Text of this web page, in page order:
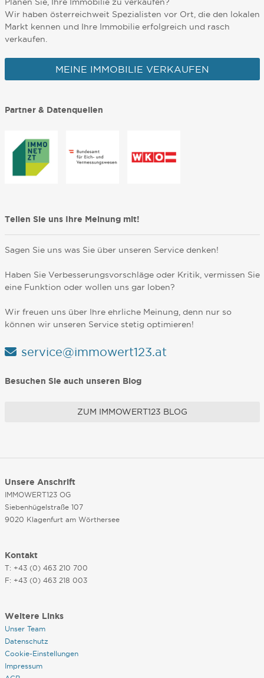
Wir haben österreichweit Spezialisten vor Ort, die den lokalen
Markt kennen und Ihre Immobilie erfolgreich und rasch
verkaufen.
MEINE IMMOBILIE VERKAUFEN
Partner & Datenquellen
Teilen Sie uns Ihre Meinung mit!
Sagen Sie uns was Sie über unseren Service denken!
Haben Sie Verbesserungsvorschläge oder Kritik, vermissen Sie
eine Funktion oder wollen uns gar loben?
Wir freuen uns über Ihre ehrliche Meinung, denn nur so
können wir unseren Service stetig optimieren!
service@immowert123.at
Besuchen Sie auch unseren Blog
ZUM IMMOWERT123 BLOG
Unsere Anschrift
IMMOWERT123 OG
Siebenhügelstraße 107
9020 Klagenfurt am Wörthersee
Kontakt
T: +43 (0) 463 210 700
F: +43 (0) 463 218 003
Weitere Links
Unser Team
Datenschutz
Cookie-Einstellungen
Impressum